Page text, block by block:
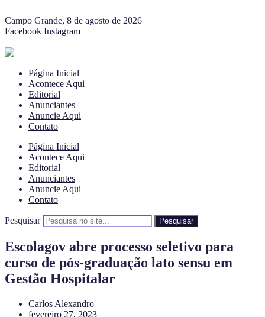
Campo Grande, 8 de agosto de 2026
Facebook Instagram
Página Inicial
Acontece Aqui
Editorial
Anunciantes
Anuncie Aqui
Contato
Página Inicial
Acontece Aqui
Editorial
Anunciantes
Anuncie Aqui
Contato
Pesquisar Pesquisar
Escolagov abre processo seletivo para
curso de pós-graduação lato sensu em
Gestão Hospitalar
Carlos Alexandro
fevereiro 27, 2023